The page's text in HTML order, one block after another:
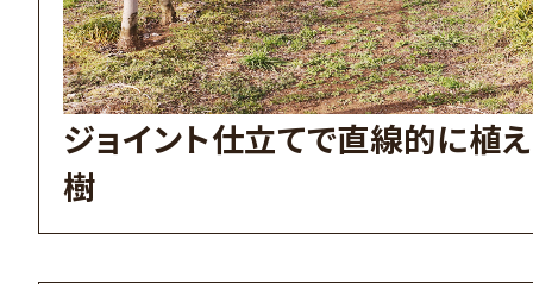
ジョイント仕立てで直線的に植
樹